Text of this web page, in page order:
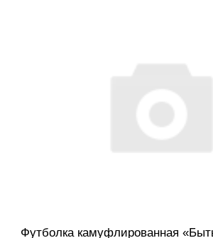
Футболка камуфлированная